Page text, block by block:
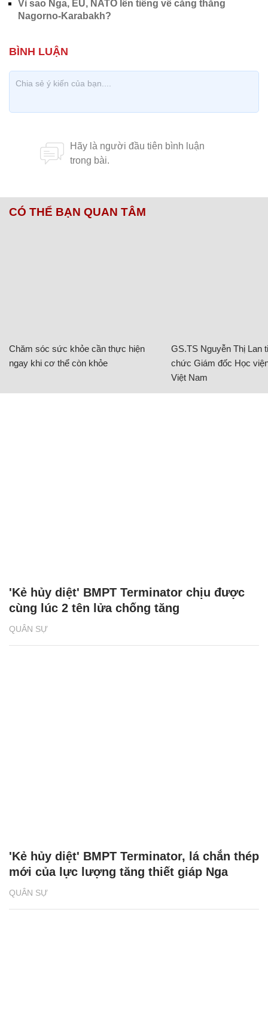
Vì sao Nga, EU, NATO lên tiếng về căng thẳng
Nagorno-Karabakh?
CÓ THỂ BẠN QUAN TÂM
Chăm sóc sức khỏe cần thực hiện
ngay khi cơ thể còn khỏe
GS.TS Nguyễn Thị Lan
chức Giám đốc Học
Việt Nam
QUÂN SỰ
'Kẻ hủy diệt' BMPT Terminator chịu được
cùng lúc 2 tên lửa chống tăng
QUÂN SỰ
'Kẻ hủy diệt' BMPT Terminator, lá chắn thép
mới của lực lượng tăng thiết giáp Nga